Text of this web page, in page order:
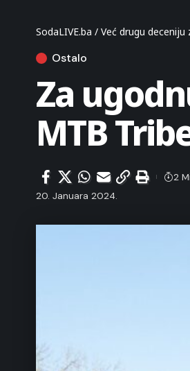
SodaLIVE.ba / Već drugu deceniju
Ostalo
Za
MTB
20. Januara 2024.
2